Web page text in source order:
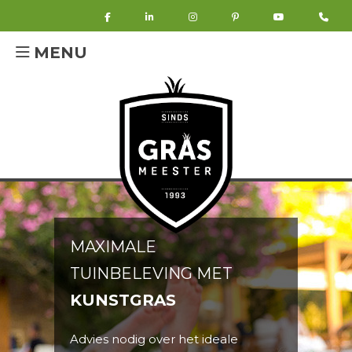
MENU
MAXIMALE
TUINBELEVING MET
KUNSTGRAS
Advies nodig over het ideale